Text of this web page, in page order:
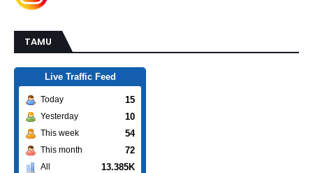
TAMU
Live Traffic Feed
Today 15
Yesterday 10
This week 54
This month 72
All 13.385K